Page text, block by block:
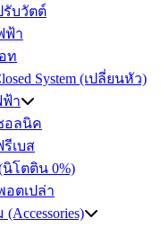
รับวัตต์
ฟ้า
ท
System (เปลี่ยนหัว)
ฟ้า
อลนิค
เบส
นิโตติน 0%)
ตเปล่า